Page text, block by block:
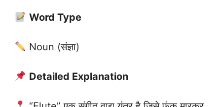
Word Type
Noun (संज्ञा)
Detailed Explanation